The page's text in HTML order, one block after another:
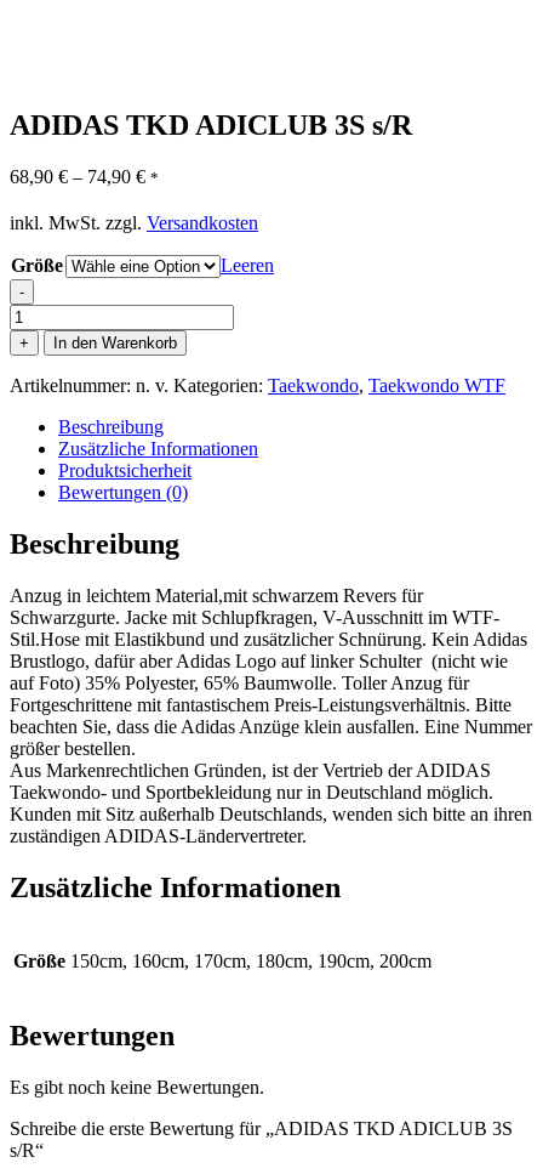
ADIDAS TKD ADICLUB 3S s/R
68,90 € – 74,90 € *
inkl. MwSt. zzgl. Versandkosten
Größe Leeren
-
ADIDAS
TKD
ADICLUB
3S
Menge
+ In den Warenkorb
Artikelnummer: n. v. Kategorien: Taekwondo, Taekwondo WTF
Beschreibung
Zusätzliche Informationen
Produktsicherheit
Bewertungen (0)
Beschreibung
Anzug in leichtem Material,mit schwarzem Revers für
Schwarzgurte. Jacke mit Schlupfkragen, V-Ausschnitt im WTF-
Stil.Hose mit Elastikbund und zusätzlicher Schnürung. Kein Adidas
Brustlogo, dafür aber Adidas Logo auf linker Schulter (nicht wie
auf Foto) 35% Polyester, 65% Baumwolle. Toller Anzug für
Fortgeschrittene mit fantastischem Preis-Leistungsverhältnis. Bitte
beachten Sie, dass die Adidas Anzüge klein ausfallen. Eine Nummer
größer bestellen.
Aus Markenrechtlichen Gründen, ist der Vertrieb der ADIDAS
Taekwondo- und Sportbekleidung nur in Deutschland möglich.
Kunden mit Sitz außerhalb Deutschlands, wenden sich bitte an ihren
zuständigen ADIDAS-Ländervertreter.
Zusätzliche Informationen
Größe 150cm, 160cm, 170cm, 180cm, 190cm, 200cm
Bewertungen
Es gibt noch keine Bewertungen.
Schreibe die erste Bewertung für „ADIDAS TKD ADICLUB 3S
s/R“